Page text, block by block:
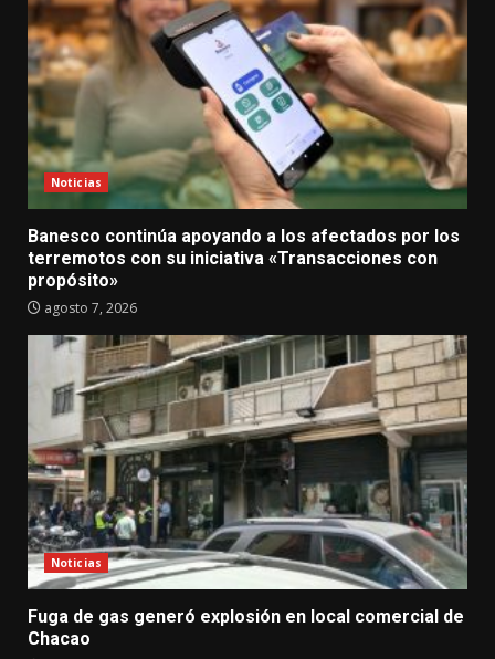
Noticias
Banesco continúa apoyando a los afectados por los
terremotos con su iniciativa «Transacciones con
propósito»
agosto 7, 2026
Noticias
Fuga de gas generó explosión en local comercial de
Chacao